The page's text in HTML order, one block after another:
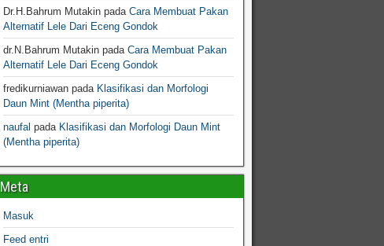
Dr.H.Bahrum Mutakinpada Cara Membuat Pakan
Alternatif Lele Dari Eceng Gondok
dr.N.Bahrum Mutakinpada Cara Membuat Pakan
Alternatif Lele Dari Eceng Gondok
fredikurniawanpada Klasifikasi dan Morfologi
Daun Mint (Mentha piperita)
naufal pada Klasifikasi dan Morfologi Daun Mint
(Mentha piperita)
Meta
Masuk
Feed entri